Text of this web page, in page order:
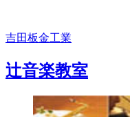
吉田板金工業
辻音楽教室